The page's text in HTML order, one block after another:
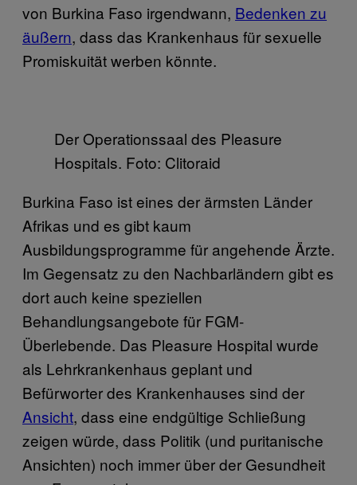
von Burkina Faso irgendwann, Bedenken zu
äußern, dass das Krankenhaus für sexuelle
Promiskuität werben könnte.
Der Operationssaal des Pleasure
Hospitals. Foto: Clitoraid
Burkina Faso ist eines der ärmsten Länder
Afrikas und es gibt kaum
Ausbildungsprogramme für angehende Ärzte.
Im Gegensatz zu den Nachbarländern gibt es
dort auch keine speziellen
Behandlungsangebote für FGM-
Überlebende. Das Pleasure Hospital wurde
als Lehrkrankenhaus geplant und
Befürworter des Krankenhauses sind der
Ansicht, dass eine endgültige Schließung
zeigen würde, dass Politik (und puritanische
Ansichten) noch immer über der Gesundheit